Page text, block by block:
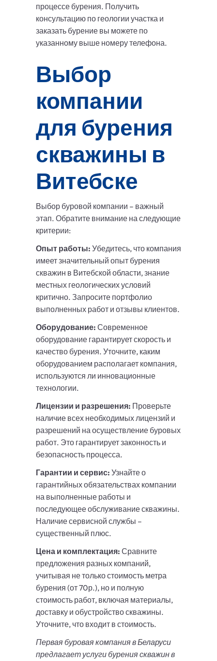
процессе бурения. Получить
консультацию по геологии участка и
заказать бурение вы можете по
указанному выше номеру телефона.
Выбор
компании
для бурения
скважины в
Витебске
Выбор буровой компании – важный
этап. Обратите внимание на следующие
критерии:
Опыт работы: Убедитесь, что компания
имеет значительный опыт бурения
скважин в Витебской области, знание
местных геологических условий
критично. Запросите портфолио
выполненных работ и отзывы клиентов.
Оборудование: Современное
оборудование гарантирует скорость и
качество бурения. Уточните, каким
оборудованием располагает компания,
используются ли инновационные
технологии.
Лицензии и разрешения: Проверьте
наличие всех необходимых лицензий и
разрешений на осуществление буровых
работ. Это гарантирует законность и
безопасность процесса.
Гарантии и сервис: Узнайте о
гарантийных обязательствах компании
на выполненные работы и
последующее обслуживание скважины.
Наличие сервисной службы –
существенный плюс.
Цена и комплектация: Сравните
предложения разных компаний,
учитывая не только стоимость метра
бурения (от 70р.), но и полную
стоимость работ, включая материалы,
доставку и обустройство скважины.
Уточните, что входит в стоимость.
Первая буровая компания в Беларуси
предлагает услуги бурения скважин в